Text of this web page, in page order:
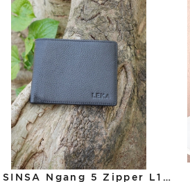
Ví SINSA Ngang 5 Zipper L1 Hàn